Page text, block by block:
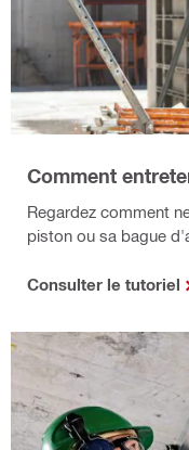
Comment
Regardez comment
piston ou sa bague
Consulter le tutoriel